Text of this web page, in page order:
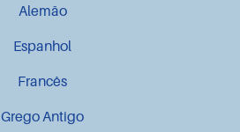
Alemão
Espanhol
Francês
Grego Antigo